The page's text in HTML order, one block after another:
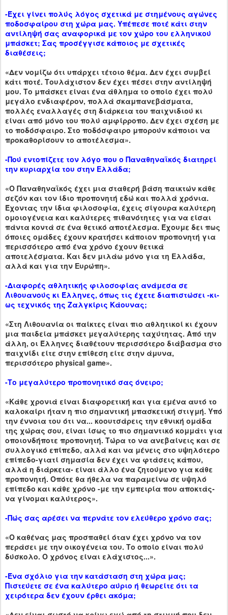
-Έχει γίνει πολύς λόγος σχετικά με στημένους αγώνες
ποδοσφαίρου στη χώρα μας. Υπέπεσε ποτέ κάτι στην
αντίληψή σας αναφορικά με τον χώρο του ελληνικού
μπάσκετ; Σας προσέγγισε κάποιος με σχετικές
διαθέσεις;
«Δεν νομίζω ότι υπάρχει τέτοιο θέμα. Δεν έχει συμβεί
κάτι ποτέ. Τουλάχιστον δεν έχει πέσει στην αντίληψή
μου. Το μπάσκετ είναι ένα άθλημα το οποίο έχει πολύ
μεγάλο ενδιαφέρον, πολλά σκαμπανεβάσματα,
πολλές εναλλαγές στη διάρκεια του παιχνιδιού κι
είναι από μόνο του πολύ αμφίρροπο. Δεν έχει σχέση με
το ποδόσφαιρο. Στο ποδόσφαιρο μπορούν κάποιοι να
προκαθορίσουν το αποτέλεσμα».
-Πού εντοπίζετε τον λόγο που ο Παναθηναϊκός διατηρεί
την κυριαρχία του στην Ελλάδα;
«Ο Παναθηναϊκός έχει μια σταθερή βάση παικτών κάθε
σεζόν και τον ίδιο προπονητή εδώ και πολλά χρόνια.
Έχοντας την ίδια φιλοσοφία, έχεις σίγουρα καλύτερη
ομοιογένεια και καλύτερες πιθανότητες για να είσαι
πάντα κοντά σε ένα θετικό αποτέλεσμα. Έχουμε δει πως
όποιες ομάδες έχουν κρατήσει κάποιον προπονητή για
περισσότερο από ένα χρόνο έχουν θετικά
αποτελέσματα. Και δεν μιλάω μόνο για τη Ελλάδα,
αλλά και για την Ευρώπη».
-Διαφορές αθλητικής φιλοσοφίας ανάμεσα σε
Λιθουανούς κι Έλληνες, όπως τις έχετε διαπιστώσει -κι-
ως τεχνικός της Ζαλγκίρις Κάουνας;
«Στη Λιθουανία οι παίκτες είναι πιο αθλητικοί κι έχουν
μια παιδεία μπάσκετ μεγαλύτερης ταχύτητας. Από την
άλλη, οι Έλληνες διαθέτουν περισσότερο διάβασμα στο
παιχνίδι είτε στην επίθεση είτε στην άμυνα,
περισσότερο physical game».
-Το μεγαλύτερο προπονητικό σας όνειρο;
«Κάθε χρονιά είναι διαφορετική και για εμένα αυτό το
καλοκαίρι ήταν η πιο σημαντική μπασκετική στιγμή. Υπό
την έννοια του ότι να... κοουτσάρεις την εθνική ομάδα
της χώρας σου, είναι ίσως το πιο σημαντικό κομμάτι για
οποιονδήποτε προπονητή. Τώρα το να ανεβαίνεις και σε
συλλογικό επίπεδο, αλλά και να μένεις στο υψηλότερο
επίπεδο-γιατί σημασία δεν έχει να φτάσεις κάπου,
αλλά η διάρκεια- είναι άλλο ένα ζητούμενο για κάθε
προπονητή. Οπότε θα ήθελα να παραμείνω σε υψηλό
επίπεδο και κάθε χρόνο -με την εμπειρία που αποκτάς-
να γίνομαι καλύτερος».
-Πώς σας αρέσει να περνάτε τον ελεύθερο χρόνο σας;
«Ο καθένας μας προσπαθεί όταν έχει χρόνο να τον
περάσει με την οικογένεια του. Το οποίο είναι πολύ
δύσκολο. Ο χρόνος είναι ελάχιστος...».
-Ένα σχόλιο για την κατάσταση στη χώρα μας;
Πιστεύετε σε ένα καλύτερο αύριο ή θεωρείτε ότι τα
χειρότερα δεν έχουν έρθει ακόμα;